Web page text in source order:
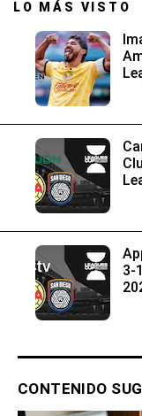
LO MÁS VISTO
3-
CONTENIDO